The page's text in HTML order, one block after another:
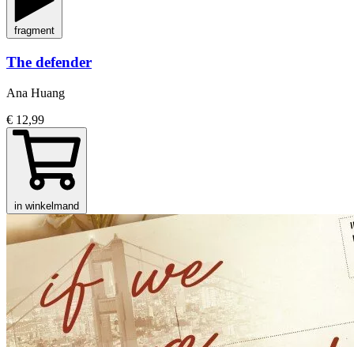
fragment
The defender
Ana Huang
€ 12,99
in winkelmand